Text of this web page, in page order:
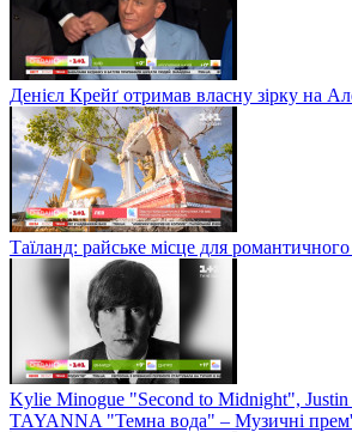
Денієл Крейґ отримав власну зірку на
Таїланд: райське місце для
Kylie Minogue "Second to Midnight",
TAYANNA "Темна вода" – Музичні